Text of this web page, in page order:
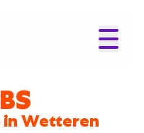
in Wetteren